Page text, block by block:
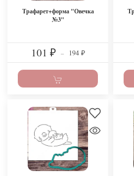
Трафарет+форма "Овечка
№3"
101 ₽ – 194 ₽